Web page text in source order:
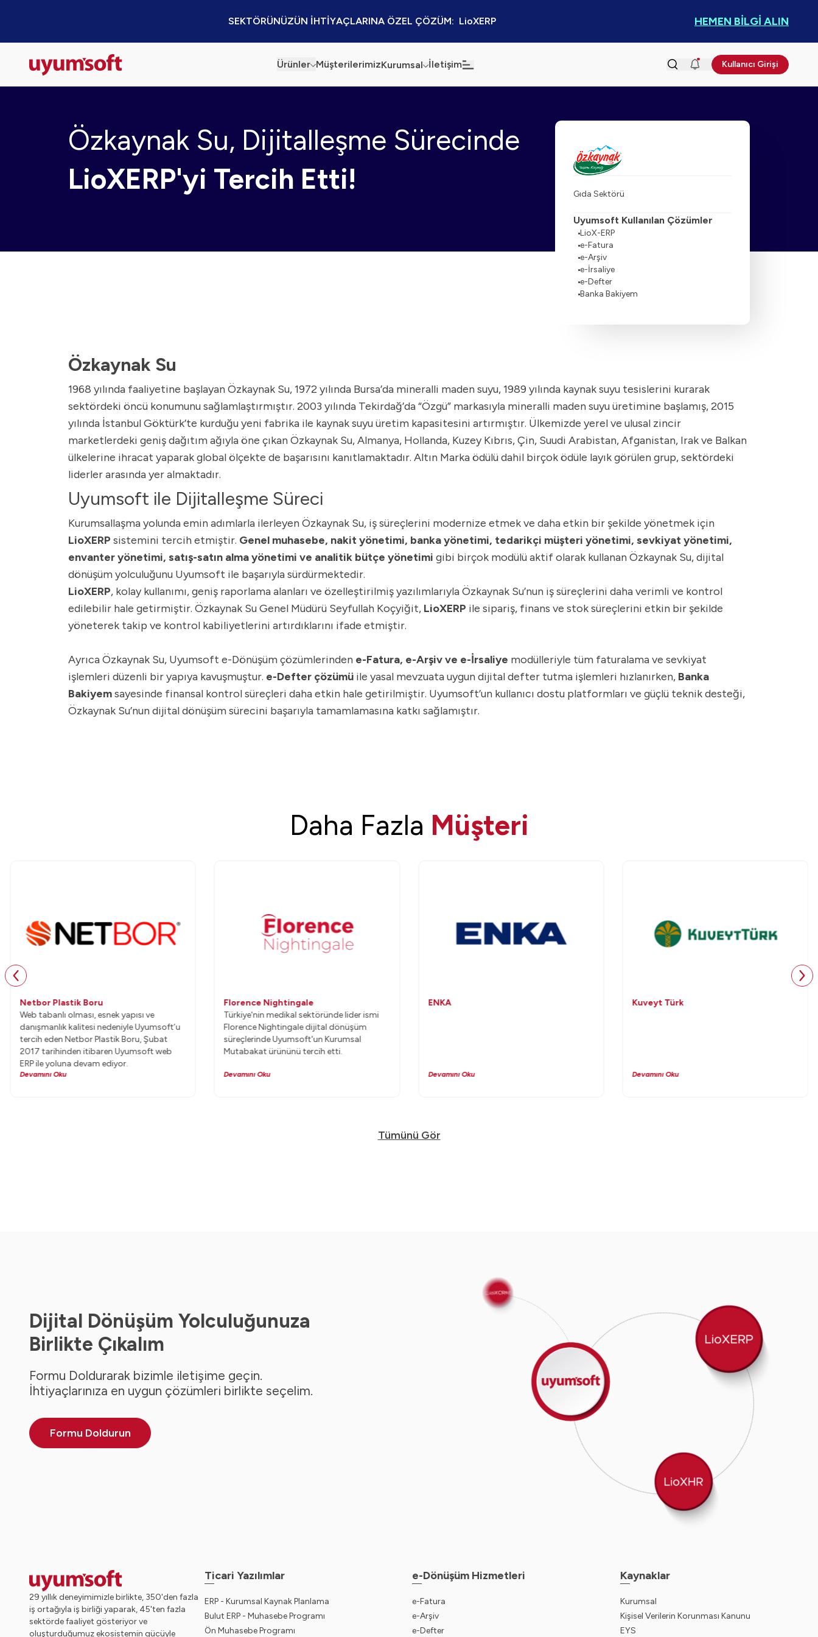
SEKTÖRÜNÜZÜN İHTİYAÇLARINA ÖZEL ÇÖZÜM:  LioXERP HEMEN BİLGİ ALIN
Ürünler MüşterilerimizKurumsal
Sürdürülebilirlik
Bilgi Güvenliği
İletişim
Kaynaklar
Kullanıcı Girişi
Özkaynak Su, Dijitalleşme Sürecinde
LioXERP'yi Tercih Etti!
Gıda Sektörü
Uyumsoft Kullanılan Çözümler
LioX-ERP
e-Fatura
e-Arşiv
e-İrsaliye
e-Defter
Banka Bakiyem
Özkaynak Su
1968 yılında faaliyetine başlayan Özkaynak Su, 1972 yılında Bursa’da mineralli maden suyu, 1989 yılında kaynak suyu tesislerini kurarak
sektördeki öncü konumunu sağlamlaştırmıştır. 2003 yılında Tekirdağ’da “Özgü” markasıyla mineralli maden suyu üretimine başlamış, 2015
yılında İstanbul Göktürk’te kurduğu yeni fabrika ile kaynak suyu üretim kapasitesini artırmıştır. Ülkemizde yerel ve ulusal zincir
marketlerdeki geniş dağıtım ağıyla öne çıkan Özkaynak Su, Almanya, Hollanda, Kuzey Kıbrıs, Çin, Suudi Arabistan, Afganistan, Irak ve Balkan
ülkelerine ihracat yaparak global ölçekte de başarısını kanıtlamaktadır. Altın Marka ödülü dahil birçok ödüle layık görülen grup, sektördeki
liderler arasında yer almaktadır.
Uyumsoft ile Dijitalleşme Süreci
Kurumsallaşma yolunda emin adımlarla ilerleyen Özkaynak Su, iş süreçlerini modernize etmek ve daha etkin bir şekilde yönetmek için
LioXERP sistemini tercih etmiştir. Genel muhasebe, nakit yönetimi, banka yönetimi, tedarikçi müşteri yönetimi, sevkiyat yönetimi,
envanter yönetimi, satış-satın alma yönetimi ve analitik bütçe yönetimi gibi birçok modülü aktif olarak kullanan Özkaynak Su, dijital
dönüşüm yolculuğunu Uyumsoft ile başarıyla sürdürmektedir.
LioXERP, kolay kullanımı, geniş raporlama alanları ve özelleştirilmiş yazılımlarıyla Özkaynak Su’nun iş süreçlerini daha verimli ve kontrol
edilebilir hale getirmiştir. Özkaynak Su Genel Müdürü Seyfullah Koçyiğit, LioXERP ile sipariş, finans ve stok süreçlerini etkin bir şekilde
yöneterek takip ve kontrol kabiliyetlerini artırdıklarını ifade etmiştir.
Ayrıca Özkaynak Su, Uyumsoft e-Dönüşüm çözümlerinden e-Fatura, e-Arşiv ve e-İrsaliye modülleriyle tüm faturalama ve sevkiyat
işlemleri düzenli bir yapıya kavuşmuştur. e-Defter çözümü ile yasal mevzuata uygun dijital defter tutma işlemleri hızlanırken, Banka
Bakiyemsayesinde finansal kontrol süreçleri daha etkin hale getirilmiştir. Uyumsoft’un kullanıcı dostu platformları ve güçlü teknik desteği,
Özkaynak Su’nun dijital dönüşüm sürecini başarıyla tamamlamasına katkı sağlamıştır.
Daha Fazla Müşteri
Netbor Plastik Boru
Web tabanlı olması, esnek yapısı ve
danışmanlık kalitesi nedeniyle Uyumsoft’u
tercih eden Netbor Plastik Boru, Şubat
2017 tarihinden itibaren Uyumsoft web
ERP ile yoluna devam ediyor.
Devamını Oku
Florence Nightingale
Türkiye'nin medikal sektöründe lider ismi
Florence Nightingale dijital dönüşüm
süreçlerinde Uyumsoft'un Kurumsal
Mutabakat ürününü tercih etti.
Devamını Oku
ENKA
Devamını Oku
Kuveyt Türk
Devamını Oku
Tümünü Gör
Dijital Dönüşüm Yolculuğunuza
Birlikte Çıkalım
Formu Doldurarak bizimle iletişime geçin.
İhtiyaçlarınıza en uygun çözümleri birlikte seçelim.
Formu Doldurun
29 yıllık deneyimimizle birlikte, 350'den fazla
iş ortağıyla iş birliği yaparak, 45'ten fazla
sektörde faaliyet gösteriyor ve
oluşturduğumuz ekosistemin gücüyle
Ticari Yazılımlar
ERP - Kurumsal Kaynak Planlama
Bulut ERP - Muhasebe Programı
Ön Muhasebe Programı
e-Dönüşüm Hizmetleri
e-Fatura
e-Arşiv
e-Defter
Kaynaklar
Kurumsal
Kişisel Verilerin Korunması Kanunu
EYS